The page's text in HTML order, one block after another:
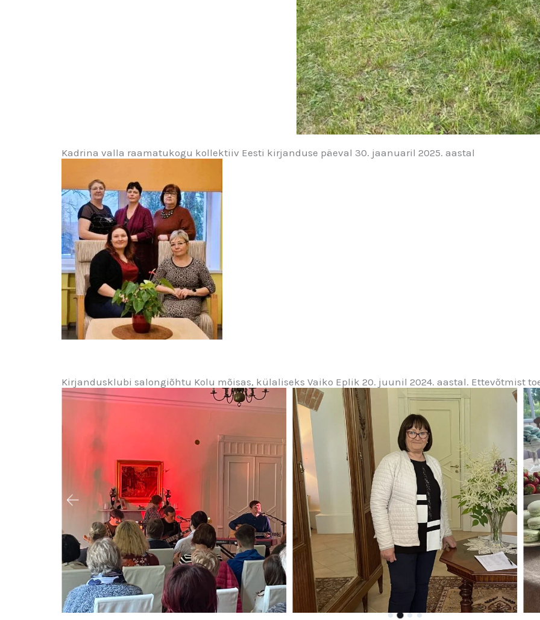
Kadrina valla raamatukogu kollektiiv Eesti kirjanduse päeval 30. jaanuaril 2025. aastal
Kirjandusklubi salongiõhtu Kolu mõisas, külaliseks Vaiko Eplik 20. juunil 2024. aastal. Ettevõtmist